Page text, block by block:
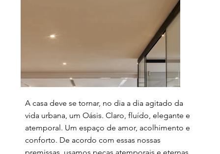
A casa deve se tornar, no dia a dia agitado da
vida urbana, um Oásis. Claro, fluído, elegante e
atemporal. Um espaço de amor, acolhimento e
conforto. De acordo com essas nossas